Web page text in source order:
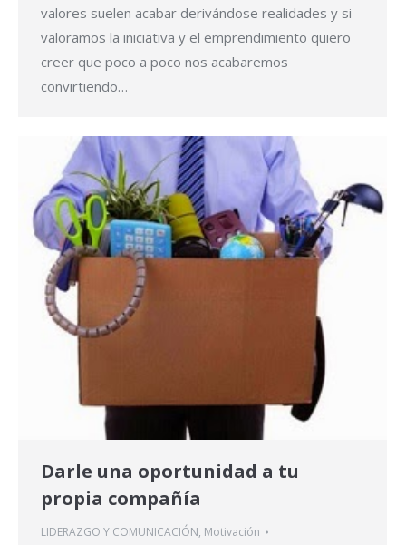
valores suelen acabar derivándose realidades y si
valoramos la iniciativa y el emprendimiento quiero
creer que poco a poco nos acabaremos
convirtiendo…
Darle una oportunidad a tu
propia compañía
LIDERAZGO Y COMUNICACIÓN, Motivación